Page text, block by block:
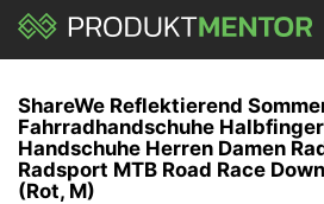
Skip
main
ShareWe Reflektierend
Fahrradhandschuhe
Handschuhe Herren Damen
Radsport MTB Road Race
(Rot, M)